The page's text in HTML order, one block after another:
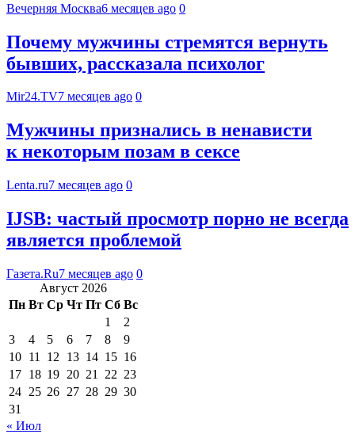
Вечерняя Москва6 месяцев ago 0
Почему мужчины стремятся вернуть
бывших, рассказала психолог
Mir24.TV7 месяцев ago 0
Мужчины признались в ненависти
к некоторым позам в сексе
Lenta.ru7 месяцев ago 0
IJSB: частый просмотр порно не всегда
является проблемой
Газета.Ru7 месяцев ago 0
Август 2026
Пн Вт Ср Чт Пт Сб Вс
1
2
3
4 5 6 7 8
9
10 11 12 13 14 15 16
17 18 19 20 21 22 23
24 25 26 27 28 29 30
31
« Июл